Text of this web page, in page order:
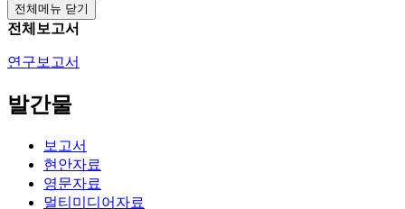
전체메뉴 닫기
전체보고서
연구보고서
발간물
보고서
현안자료
영문자료
멀티미디어자료